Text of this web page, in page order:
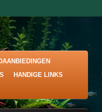
HANDIGE LINKS